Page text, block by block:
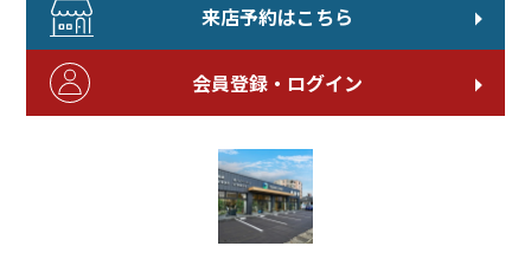
来店予約はこちら
会員登録・ログイン